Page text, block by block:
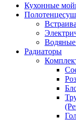
Кухонные
Водяные
Радиаторы